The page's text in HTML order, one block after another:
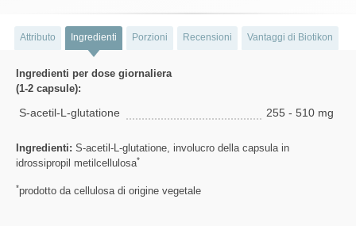
Attributo Ingredienti Porzioni Recensioni Vantaggi di Biotikon
Ingredienti per dose giornaliera
(1-2 capsule):
S-acetil-L-glutatione 255 - 510 mg
Ingredienti: S-acetil-L-glutatione, involucro della capsula in
idrossipropil metilcellulosa*
*prodotto da cellulosa di origine vegetale